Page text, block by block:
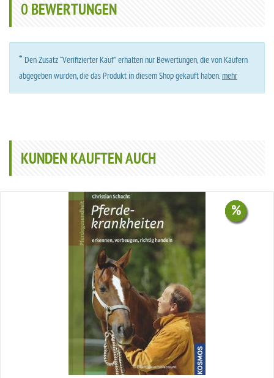
0 BEWERTUNGEN
* Den Zusatz “Verifizierter Kauf” erhalten nur Bewertungen, die von Käufern
abgegeben wurden, die das Produkt in diesem Shop gekauft haben.mehr
KUNDEN KAUFTEN AUCH
%
%
%
%
%